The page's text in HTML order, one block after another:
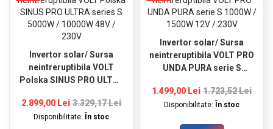
Invertor solar/ Sursa
neintreruptibila VOLT
Polska SINUS PRO ULTRA
48V / 230V
2.899,00 Lei 3.329,17 Lei
Disponibilitate: În stoc
Invertor solar/ Sursa
neintreruptibila VOLT PRO
UNDA PURA serie S
1.499,00 Lei 1.723,52 Lei
Disponibilitate: În stoc